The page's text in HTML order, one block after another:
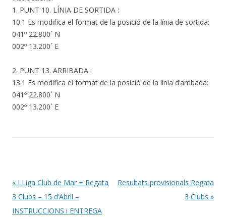
1. PUNT 10. LÍNIA DE SORTIDA :
10.1 Es modifica el format de la posició de la línia de sortida:
041º 22.800´ N
002º 13.200´ E
2. PUNT 13. ARRIBADA :
13.1 Es modifica el format de la posició de la línia d’arribada:
041º 22.800´ N
002º 13.200´ E
Post navigation
« LLiga Club de Mar + Regata
3 Clubs – 15 d’Abril –
INSTRUCCIONS i ENTREGA
Resultats provisionals Regata
3 Clubs »